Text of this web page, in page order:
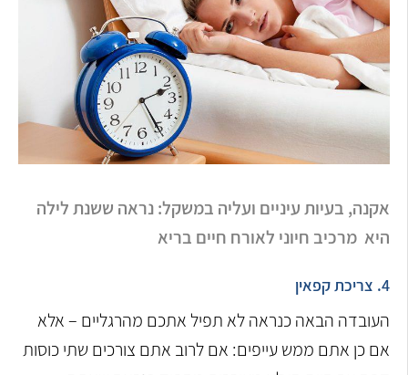
אקנה, בעיות עיניים ועליה במשקל: נראה ששנת לילה
היא מרכיב חיוני לאורח חיים בריא
4. צריכת קפאין
העובדה הבאה כנראה לא תפיל אתכם מהרגליים – אלא
אם כן אתם ממש עייפים: אם לרוב אתם צורכים שתי כוסות